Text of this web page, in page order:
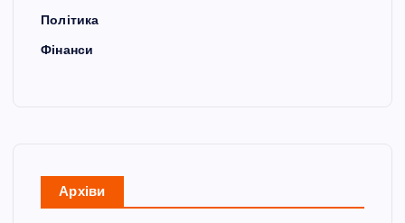
Політика
Фінанси
Архіви